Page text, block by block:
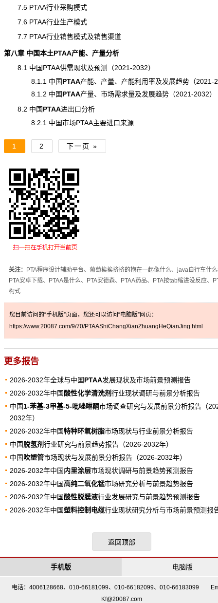
7.5 PTAA行业采购模式
7.6 PTAA行业生产模式
7.7 PTAA行业销售模式及销售渠道
第八章 中国本土PTAA产能、产量分析
8.1 中国PTAA供需现状及预测（2021-2032）
8.1.1 中国PTAA产能、产量、产能利用率及发展趋势（2021-
8.1.2 中国PTAA产量、市场需求量及发展趋势（2021-2032）
8.2 中国PTAA进出口分析
8.2.1 中国市场PTAA主要进口来源
1 2 下一页 »
关注：
PTA程序设计辅助平台、葡萄挨挨挤挤的抱在一起像什么、java自行车什
PTA安卓下载、PTAA是什么、PTA安德森、PTAA药品、PTA按tab缩进没反应、
构式
您目前访问的“手机版”页面，您还可以访问“电脑版”网页：
https://www.20087.com/9/70/PTAAShiChangXianZhuangHeQianJing.html
更多报告
2026-2032年全球与中国PTAA发展现状及市场前景预测报告
2026-2032年中国酸性化学清洗剂行业现状调研与前景分析报告
中国1-苯基-3甲基-5-吡唑啉酮市场调查研究与发展前景分析报告（
2032年）
2026-2032年中国特种环氧树脂市场现状与行业前景分析报告
中国脱氢剂行业研究与前景趋势报告（2026-2032年）
中国 吹塑管市场现状与发展前景分析报告（2026-2032年）
2026-2032年中国内里涂层市场现状调研与前景趋势预测报告
2026-2032年中国高纯二氧化锰市场研究分析与前景趋势报告
2026-2032年中国酸性脱膜液行业发展研究与前景趋势预测报告
2026-2032年中国塑料控制电缆行业现状研究分析与市场前景预测报
返回顶部
电脑版
手机版
电话：4006128668、010-66181099、010-66182099、010-66183099
Kf@20087.com